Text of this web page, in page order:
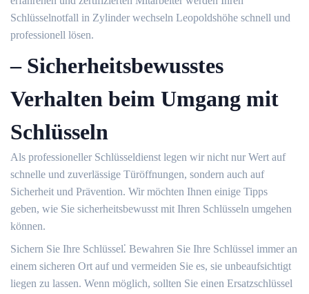
Schlüsselnotfall in Zylinder wechseln Leopoldshöhe schnell und
professionell lösen.​
– Sicherheitsbewusstes
Verhalten beim Umgang mit
Schlüsseln
Als professioneller Schlüsseldienst legen wir nicht nur Wert auf
schnelle und zuverlässige Türöffnungen, sondern auch auf
Sicherheit und Prävention.​ Wir möchten Ihnen einige Tipps
geben, wie Sie sicherheitsbewusst mit Ihren Schlüsseln umgehen
können.​
Sichern Sie Ihre Schlüssel⁚ Bewahren Sie Ihre Schlüssel immer an
einem sicheren Ort auf und vermeiden Sie es, sie unbeaufsichtigt
liegen zu lassen.​ Wenn möglich, sollten Sie einen Ersatzschlüssel